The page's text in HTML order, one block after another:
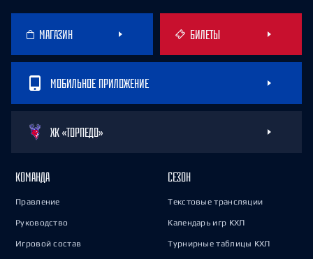
МАГАЗИН БИЛЕТЫ
МОБИЛЬНОЕ ПРИЛОЖЕНИЕ
ХК «ТОРПЕДО»
КОМАНДА
Правление
Руководство
Игровой состав
СЕЗОН
Текстовые трансляции
Календарь игр КХЛ
Турнирные таблицы КХЛ